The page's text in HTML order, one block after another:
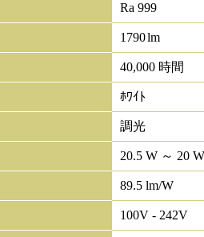
Ra 999
1790lm
40,000 時間
ﾎﾜｲﾄ
調光
20.5 W ～ 20
89.5 lm/W
100V - 242V